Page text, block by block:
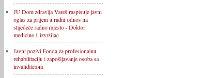
JU Dom zdravlja Vareš raspisuje javni
oglas za prijem u radni odnos na
slijedeće radno mjesto - Doktor
medicine 1 izvršilac
Javni pozivi Fonda za profesionalnu
rehabilitaciju i zapošljavanje osoba sa
invaliditetom